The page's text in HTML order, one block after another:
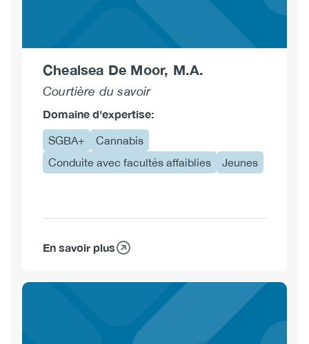
Chealsea De Moor, M.A.
Courtière du savoir
Domaine d'expertise:
SGBA+
Cannabis
Conduite avec facultés affaiblies
Jeunes
En savoir plus
sur